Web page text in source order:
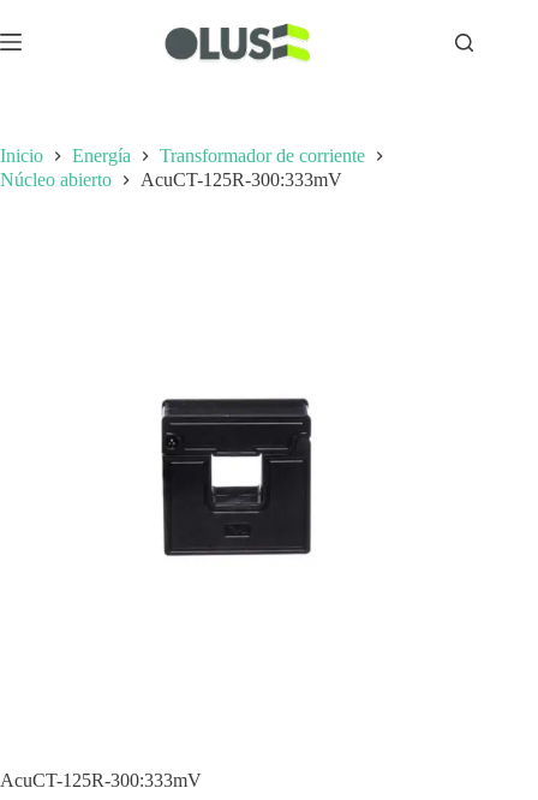
Inicio Energía
Transformador de corriente
Núcleo abierto
AcuCT-125R-300:333mV
AcuCT-125R-300:333mV